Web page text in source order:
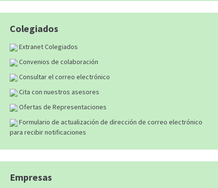
Colegiados
Extranet Colegiados
Convenios de colaboración
Consultar el correo electrónico
Cita con nuestros asesores
Ofertas de Representaciones
Formulario de actualización de dirección de correo electrónico
para recibir notificaciones
Empresas